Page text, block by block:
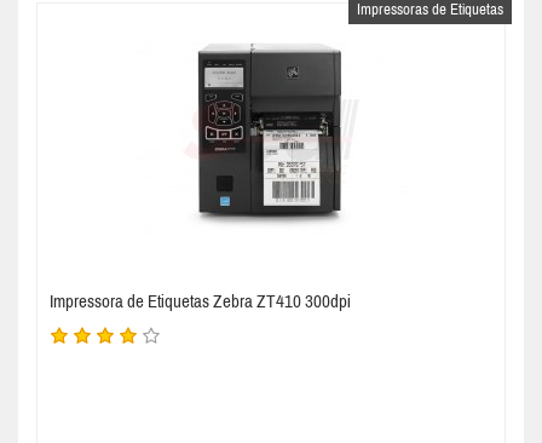
Impressoras de Etiquetas
Impressora de Etiquetas Zebra ZT410 300dpi